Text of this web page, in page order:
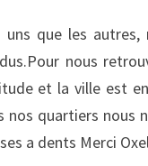
que les autres,
nous
et la ville est
nos quartiers nous
a dents Merci